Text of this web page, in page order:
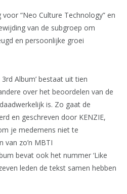
“Neo Culture Technology” en
van de subgroep om
en persoonlijke groei
Album’ bestaat uit tien
over het beoordelen van de
is. Zo gaat de
en geschreven door KENZIE,
je medemens niet te
van zo’n MBTI
bevat ook het nummer ‘Like
leden de tekst samen hebben